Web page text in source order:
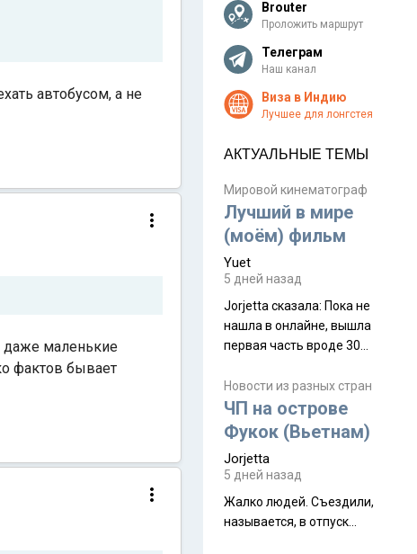
автобусом, а не
даже маленькие
фактов бывает
Brouter
Проложить маршрут
Телеграм
Наш канал
Виза в Индию
Лучшее для лонгстея
АКТУАЛЬНЫЕ ТЕМЫ
Мировой кинематограф
Лучший в мире
(моём) фильм
Yuet
5 дней назад
Jorjetta сказалa: Пока не
нашла в онлайне, вышла
первая часть вроде 30
Дивали 8 ноября.
Новости из разных стран
ЧП на острове
Фукок (Вьетнам)
Jorjetta
5 дней назад
Жалко людей. Съездили,
называется, в отпуск...